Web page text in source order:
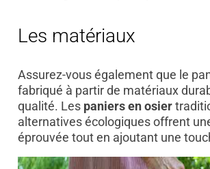
Les matériaux
Assurez-vous également que le
fabriqué à partir de matériaux
qualité. Les paniers en osier
alternatives écologiques offrent
éprouvée tout en ajoutant une